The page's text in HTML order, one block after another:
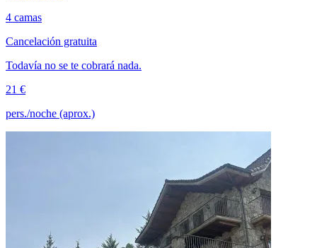
4 camas
Cancelación gratuita
Todavía no se te cobrará nada.
21 €
pers./noche (aprox.)